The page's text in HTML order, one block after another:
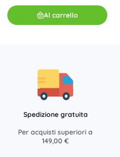
Al carrello
Spedizione gratuita
Per acquisti superiori a
149,00 €